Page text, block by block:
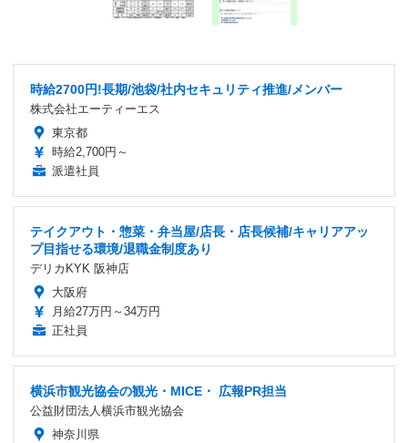
時給2700円!長期/池袋/社内セキュリティ推進/メンバー
株式会社エーティーエス
東京都
時給2,700円～
派遣社員
テイクアウト・惣菜・弁当屋/店長・店長候補/キャリアアッ
プ目指せる環境/退職金制度あり
デリカKYK 阪神店
大阪府
月給27万円～34万円
正社員
横浜市観光協会の観光・MICE・ 広報PR担当
公益財団法人横浜市観光協会
神奈川県